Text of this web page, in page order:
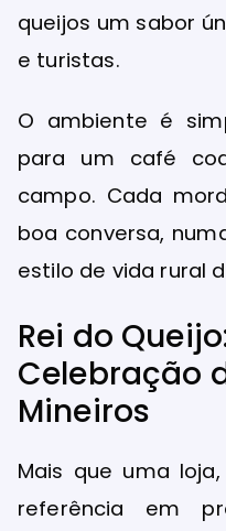
queijos um sabor
e turistas.
O ambiente é
para um café
campo. Cada
boa conversa,
estilo de vida rural
Rei do
Celebração
Mineiros
Mais que uma
referência em